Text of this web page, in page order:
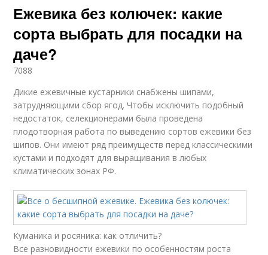
Ежевика без колючек: какие
сорта выбрать для посадки на
даче?
7088
Дикие ежевичные кустарники снабжены шипами,
затрудняющими сбор ягод. Чтобы исключить подобный
недостаток, селекционерами была проведена
плодотворная работа по выведению сортов ежевики без
шипов. Они имеют ряд преимуществ перед классическими
кустами и подходят для выращивания в любых
климатических зонах РФ.
Куманика и росяника: как отличить?
Все разновидности ежевики по особенностям роста